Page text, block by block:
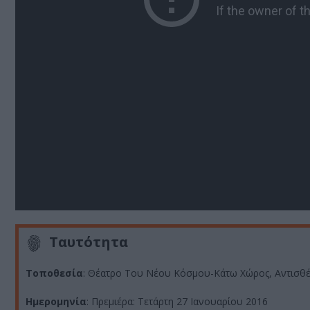
Ταυτότητα
Τοποθεσία: Θέατρο Του Νέου Κόσμου-Κάτω Χώρος,
Ημερομηνία: Πρεμιέρα: Τετάρτη 27 Ιανουαρίου 2016